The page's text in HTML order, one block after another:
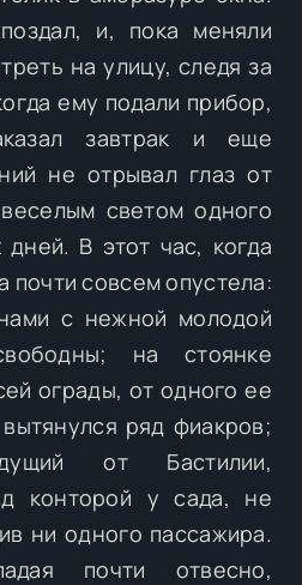
и, пока меняли
на улицу, следя за
ему подали прибор,
завтрак и еще
не отрывал глаз от
светом одного
дней. В этот час, когда
почти совсем опустела:
с нежной молодой
на стоянке
ограды, от одного ее
ряд фиакров;
от Бастилии,
конторой у сада, не
ни одного пассажира.
почти отвесно,